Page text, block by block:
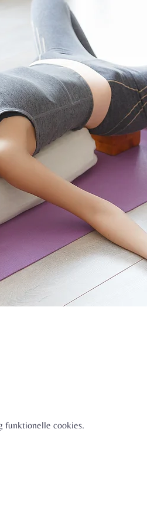
funktionelle cookies.